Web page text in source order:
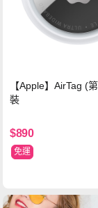
【Apple】AirTag (
裝
$890
免運